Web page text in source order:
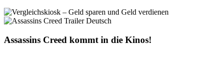
Assassins Creed kommt in die Kinos!